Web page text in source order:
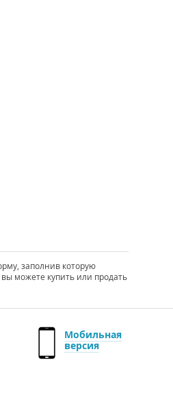
заполнив которую
можете купить или продать
Мобильная
версия